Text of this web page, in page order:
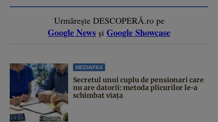
Urmărește DESCOPERĂ.ro pe
Google News și Google Showcase
MEDIAFAX
Secretul unui cuplu de pensionari care
nu are datorii: metoda plicurilor le-a
schimbat viața